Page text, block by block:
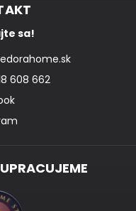
sa!
608 662